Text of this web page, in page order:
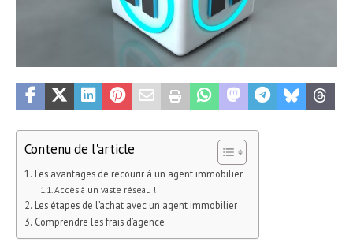
Contenu de l'article
Les avantages de recourir à un agent immobilier
Accès à un vaste réseau !
Les étapes de l’achat avec un agent immobilier
Comprendre les frais d’agence